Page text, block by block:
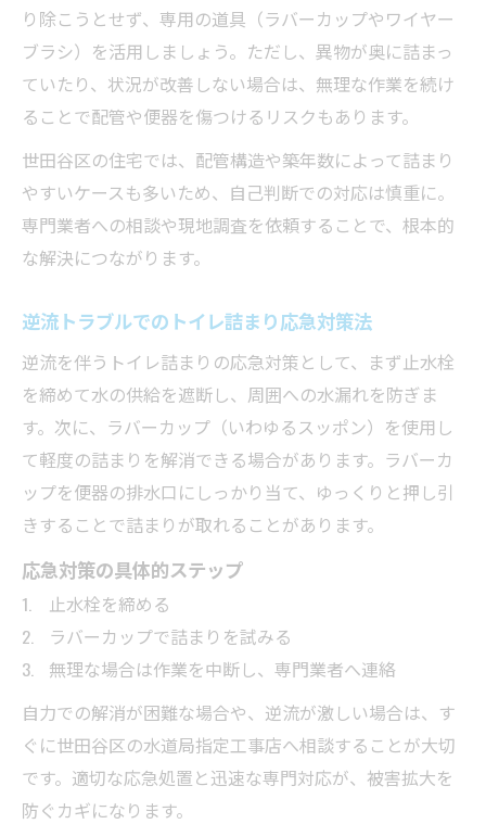
り除こうとせず、専用の道具（ラバーカップやワイヤー
ブラシ）を活用しましょう。ただし、異物が奥に詰まっ
ていたり、状況が改善しない場合は、無理な作業を続け
ることで配管や便器を傷つけるリスクもあります。
世田谷区の住宅では、配管構造や築年数によって詰まり
やすいケースも多いため、自己判断での対応は慎重に。
専門業者への相談や現地調査を依頼することで、根本的
な解決につながります。
逆流トラブルでのトイレ詰まり応急対策法
逆流を伴うトイレ詰まりの応急対策として、まず止水栓
を締めて水の供給を遮断し、周囲への水漏れを防ぎま
す。次に、ラバーカップ（いわゆるスッポン）を使用し
て軽度の詰まりを解消できる場合があります。ラバーカ
ップを便器の排水口にしっかり当て、ゆっくりと押し引
きすることで詰まりが取れることがあります。
応急対策の具体的ステップ
止水栓を締める
ラバーカップで詰まりを試みる
無理な場合は作業を中断し、専門業者へ連絡
自力での解消が困難な場合や、逆流が激しい場合は、す
ぐに世田谷区の水道局指定工事店へ相談することが大切
です。適切な応急処置と迅速な専門対応が、被害拡大を
防ぐカギになります。